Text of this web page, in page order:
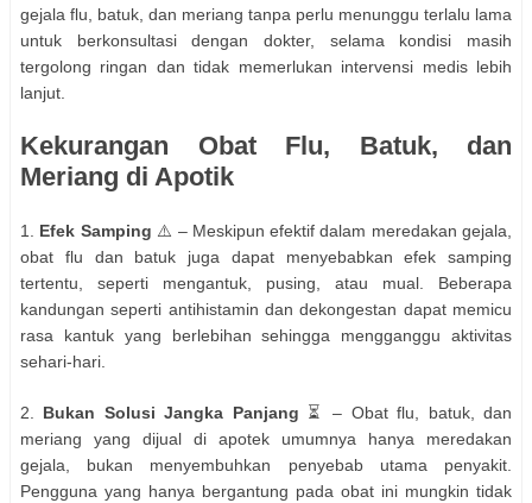
gejala flu, batuk, dan meriang tanpa perlu menunggu terlalu lama
untuk berkonsultasi dengan dokter, selama kondisi masih
tergolong ringan dan tidak memerlukan intervensi medis lebih
lanjut.
Kekurangan Obat Flu, Batuk, dan
Meriang di Apotik
1. Efek Samping ⚠️ – Meskipun efektif dalam meredakan gejala,
obat flu dan batuk juga dapat menyebabkan efek samping
tertentu, seperti mengantuk, pusing, atau mual. Beberapa
kandungan seperti antihistamin dan dekongestan dapat memicu
rasa kantuk yang berlebihan sehingga mengganggu aktivitas
sehari-hari.
2. Bukan Solusi Jangka Panjang ⏳ – Obat flu, batuk, dan
meriang yang dijual di apotek umumnya hanya meredakan
gejala, bukan menyembuhkan penyebab utama penyakit.
Pengguna yang hanya bergantung pada obat ini mungkin tidak